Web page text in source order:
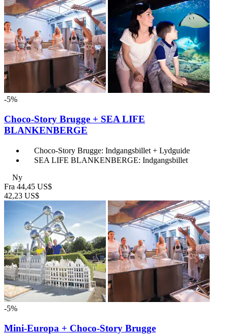
-5%
Choco-Story Brugge + SEA LIFE
BLANKENBERGE
Choco-Story Brugge: Indgangsbillet + Lydguide
SEA LIFE BLANKENBERGE: Indgangsbillet
Ny
Fra 44,45 US$
42,23 US$
-5%
Mini-Europa + Choco-Story Brugge